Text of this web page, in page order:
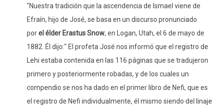
"Nuestra tradición que la ascendencia de Ismael viene de
Efraín, hijo de José, se basa en un discurso pronunciado
porel élder Erastus Snow, en Logan, Utah, el 6 de mayo de
1882. Él dijo:" El profeta José nos informó que el registro de
Lehi estaba contenida en las 116 páginas que se tradujeron
primero y posteriormente robadas, y de los cuales un
compendio se nos ha dado en el primer libro de Nefi, que es
el registro de Nefi individualmente, él mismo siendo del linaje